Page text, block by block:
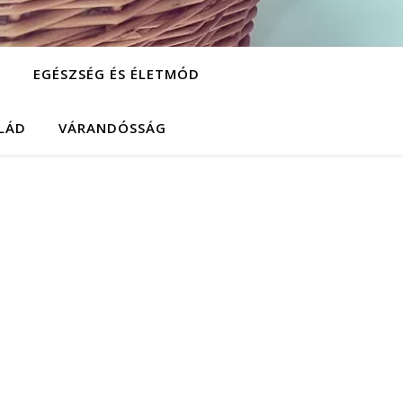
EGÉSZSÉG ÉS ÉLETMÓD
VÁRANDÓSSÁG